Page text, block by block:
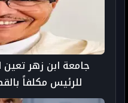
جامعة ابن زهر تعين
للرئيس مكلفاً